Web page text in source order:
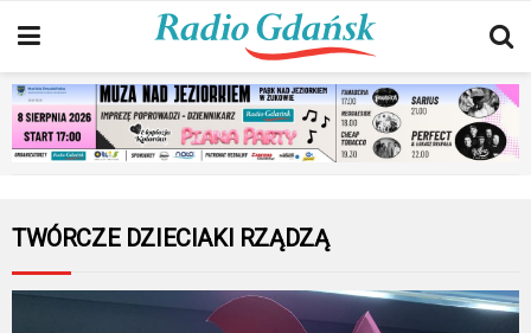
TWÓRCZE DZIECIAKI RZĄDZĄ